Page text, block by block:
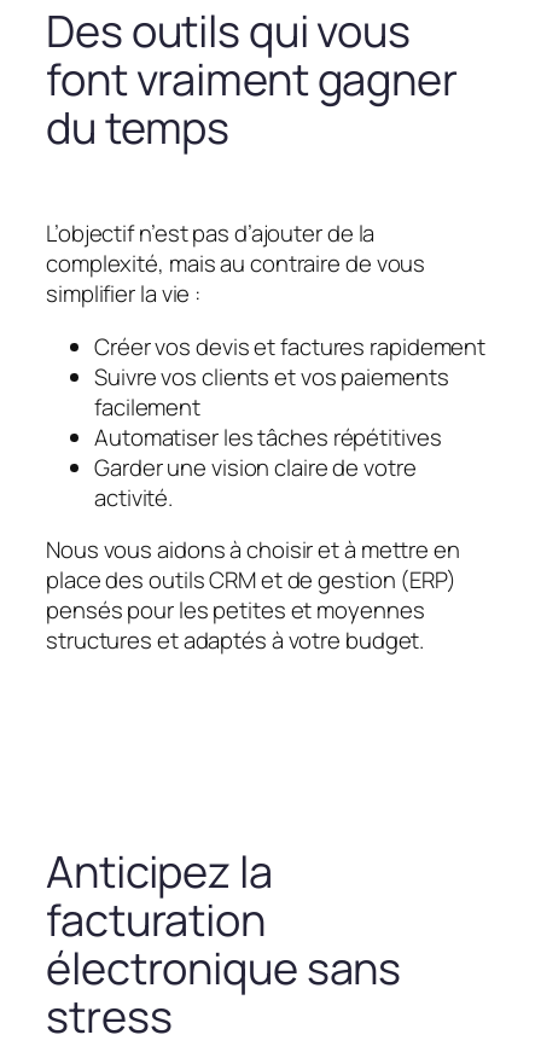
Des outils qui vous
font vraiment gagner
du temps
L’objectif n’est pas d’ajouter de la
complexité, mais au contraire de vous
simplifier la vie :
Créer vos devis et factures rapidement
Suivre vos clients et vos paiements
facilement
Automatiser les tâches répétitives
Garder une vision claire de votre
activité.
Nous vous aidons à choisir et à mettre en
place des outils CRM et de gestion (ERP)
pensés pour les petites et moyennes
structures et adaptés à votre budget.
Anticipez la
facturation
électronique sans
stress